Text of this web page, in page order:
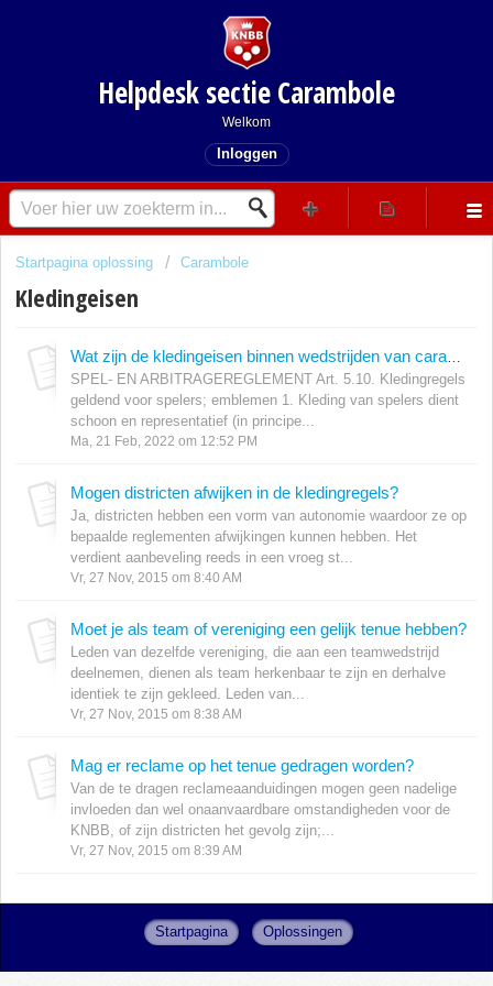
Helpdesk sectie Carambole
Welkom
Inloggen
Startpagina oplossing Carambole
Kledingeisen
SPEL- EN ARBITRAGEREGLEMENT Art. 5.10. Kledingregels
geldend voor spelers; emblemen 1. Kleding van spelers dient
schoon en representatief (in principe...
Ma, 21 Feb, 2022 om 12:52 PM
Mogen districten afwijken in de kledingregels?
Ja, districten hebben een vorm van autonomie waardoor ze op
bepaalde reglementen afwijkingen kunnen hebben. Het
verdient aanbeveling reeds in een vroeg st...
Vr, 27 Nov, 2015 om 8:40 AM
Moet je als team of vereniging een gelijk tenue hebben?
Leden van dezelfde vereniging, die aan een teamwedstrijd
deelnemen, dienen als team herkenbaar te zijn en derhalve
identiek te zijn gekleed. Leden van...
Vr, 27 Nov, 2015 om 8:38 AM
Mag er reclame op het tenue gedragen worden?
Van de te dragen reclameaanduidingen mogen geen nadelige
invloeden dan wel onaanvaardbare omstandigheden voor de
KNBB, of zijn districten het gevolg zijn;...
Vr, 27 Nov, 2015 om 8:39 AM
Startpagina Oplossingen